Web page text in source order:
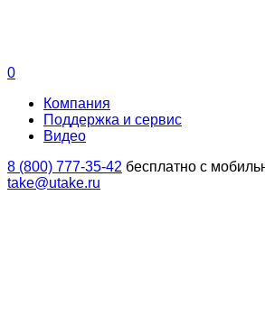
0
Компания
Поддержка и сервис
Видео
8 (800) 777-35-42 бесплатно с
take@utake.ru